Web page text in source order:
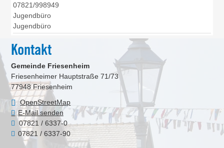
07821/998949
Jugendbüro
Jugendbüro
Kontakt
Gemeinde Friesenheim
Friesenheimer Hauptstraße 71/73
77948 Friesenheim
OpenStreetMap
E-Mail senden
07821 / 6337-0
07821 / 6337-90